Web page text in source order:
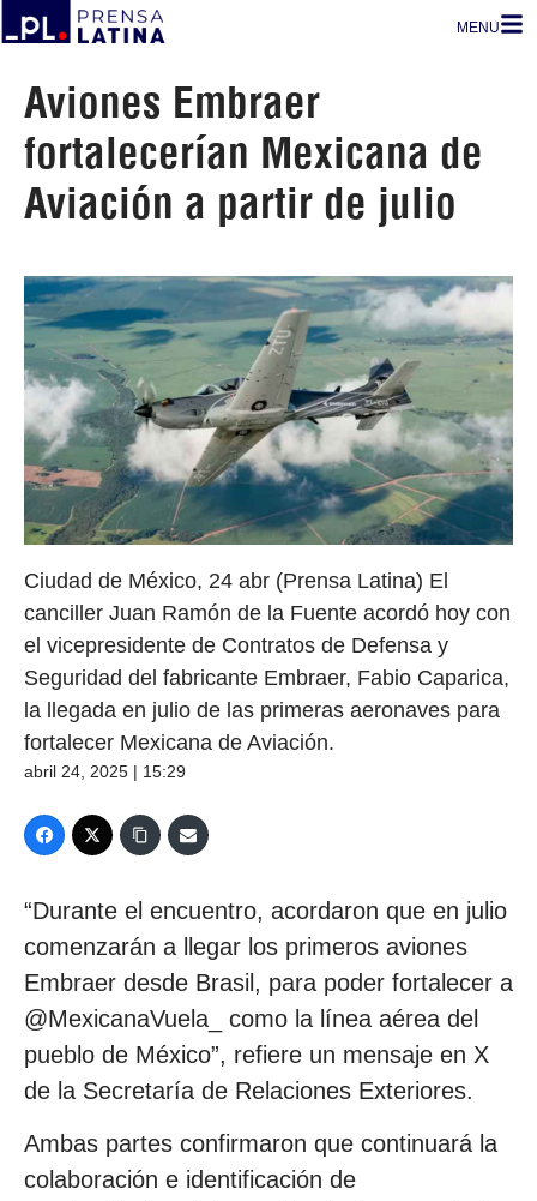
MENU
Aviones Embraer
fortalecerían Mexicana de
Aviación a partir de julio
Ciudad de México, 24 abr (Prensa Latina) El
canciller Juan Ramón de la Fuente acordó hoy con
el vicepresidente de Contratos de Defensa y
Seguridad del fabricante Embraer, Fabio Caparica,
la llegada en julio de las primeras aeronaves para
fortalecer Mexicana de Aviación.
abril 24, 2025 | 15:29
“Durante el encuentro, acordaron que en julio
comenzarán a llegar los primeros aviones
Embraer desde Brasil, para poder fortalecer a
@MexicanaVuela_ como la línea aérea del
pueblo de México”, refiere un mensaje en X
de la Secretaría de Relaciones Exteriores.
Ambas partes confirmaron que continuará la
colaboración e identificación de